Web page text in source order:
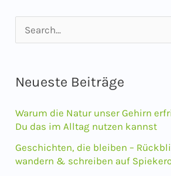
u
h
n
n
a
Neueste Beiträge
Warum die Natur unser Gehirn
Du das im Alltag nutzen kannst
Geschichten, die bleiben –
wandern & schreiben auf